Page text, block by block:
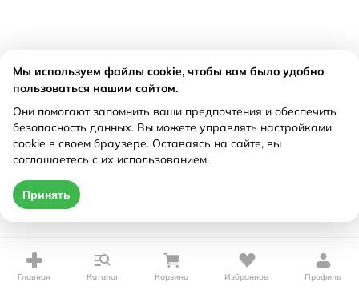
Главная Каталог Корзина Избранное Профиль
Мы используем файлы cookie, чтобы вам было удобно
пользоваться нашим сайтом.
Они помогают запомнить ваши предпочтения и обеспечить
безопасность данных. Вы можете управлять настройками
cookie в своем браузере. Оставаясь на сайте, вы
соглашаетесь с их использованием.
Принять